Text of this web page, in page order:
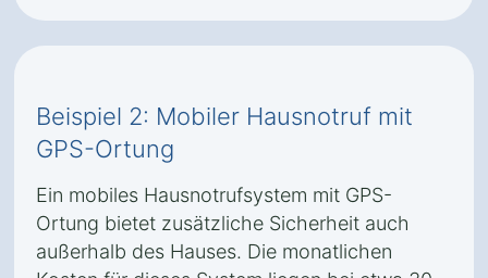
Beispiel 2: Mobiler Hausnotruf mit
GPS-Ortung
Ein mobiles Hausnotrufsystem mit GPS-
Ortung bietet zusätzliche Sicherheit auch
außerhalb des Hauses. Die monatlichen